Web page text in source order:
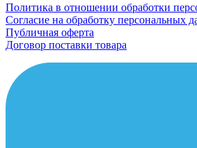
Политика в отношении обработки
Согласие на обработку персональных
Публичная оферта
Договор поставки товара